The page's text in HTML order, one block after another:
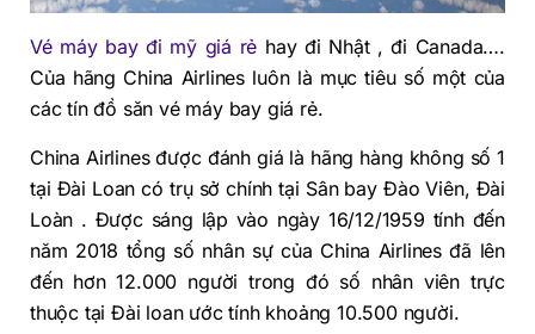
Vé máy bay đi mỹ giá rẻ hay đi Nhật , đi Canada….
Của hãng China Airlines luôn là mục tiêu số một của
các tín đồ săn vé máy bay giá rẻ.
China Airlines được đánh giá là hãng hàng không số 1
tại Đài Loan có trụ sở chính tại Sân bay Đào Viên, Đài
Loàn . Được sáng lập vào ngày 16/12/1959 tính đến
năm 2018 tổng số nhân sự của China Airlines đã lên
đến hơn 12.000 người trong đó số nhân viên trực
thuộc tại Đài loan ước tính khoảng 10.500 người.